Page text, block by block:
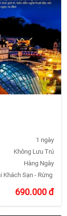
1 ngày
Không Lưu Trú
Hàng Ngày
Khách Sạn - Rừng
690.000đ